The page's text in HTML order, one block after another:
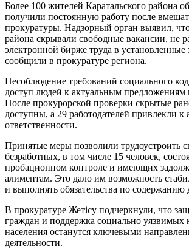
Более 100 жителей Каратальского района
получили постоянную работу после
прокуратуры. Надзорный орган выявил,
района скрывали свободные вакансии, не
электронной бирже труда в установленные
сообщили в прокуратуре региона.
Несоблюдение требований социального
доступ людей к актуальным предложениям
После прокурорской проверки скрытые
доступны, а 29 работодателей привлекли к
ответственности.
Принятые меры позволили трудоустроить
безработных, в том числе 15 человек,
пробационном контроле и имеющих
алиментам. Это дало им возможность
и выполнять обязательства по содержанию
В прокуратуре Жетісу подчеркнули, что
граждан и поддержка социально уязвимых
населения останутся ключевыми
деятельности.